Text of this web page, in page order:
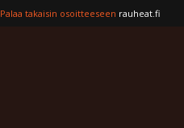
Palaa takaisin osoitteeseen rauheat.fi